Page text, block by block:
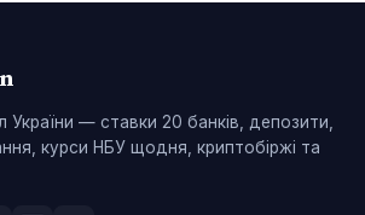
України — ставки 20 банків, депозити,
курси НБУ щодня, криптобіржі та